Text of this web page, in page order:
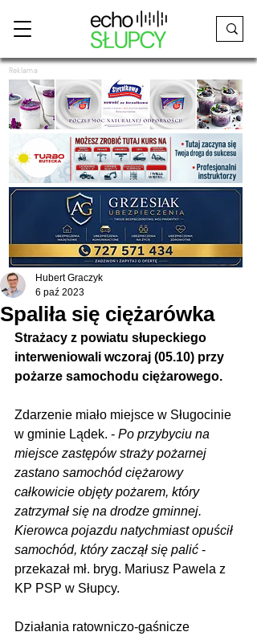
Reklama
Spaliła się ciężarówka
Hubert Graczyk
6 paź 2023
Strażacy z powiatu słupeckiego
interweniowali wczoraj (05.10) przy
pożarze samochodu ciężarowego.
Zdarzenie miało miejsce w Sługocinie
w gminie Lądek. - Po przybyciu na
miejsce zastępów straży pożarnej
zastano samochód ciężarowy
całkowicie objęty pożarem, który
zatrzymał się na drodze gminnej.
Kierowca pojazdu natychmiast opuścił
samochód, który zaczął się palić -
przekazał mł. bryg. Mariusz Pawela z
KP PSP w Słupcy.
Działania ratowniczo-gaśnicze